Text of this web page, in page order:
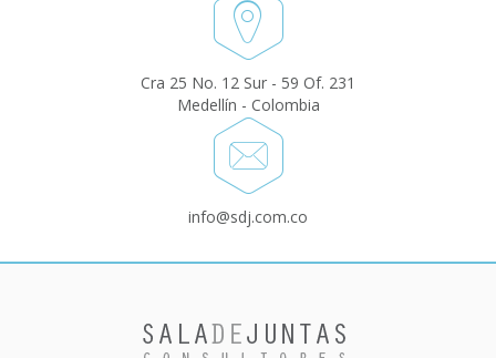
Cra 25 No. 12 Sur - 59 Of. 231
Medellín - Colombia
info@sdj.com.co